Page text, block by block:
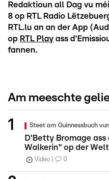
Redaktioun all Dag vu
8 op RTL Radio
RTL.lu an an der App
op RTL Play ass
fannen.
Am meeschte
Steet am Guinnessbuch
D'Betty Bromage
Walkerin" op der Welt
Video 0